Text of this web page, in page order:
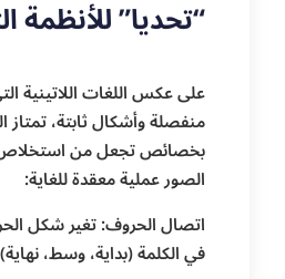
“تحديا” للأنظمة
على عكس اللغات اللاتينية
منفصلة وأشكال ثابتة، تمتاز
بخصائص تجعل من
الصور عملية معقدة للغاية:
اتصال الحروف: تغير شكل
في الكلمة (بداية، وسط،